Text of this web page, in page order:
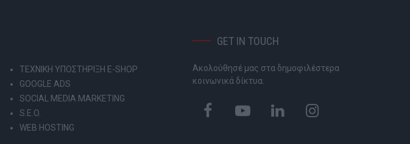
ΤΕΧΝΙΚΗ ΥΠΟΣΤΗΡΙΞΗ E-SHOP
GOOGLE ADS
SOCIAL MEDIA MARKETING
S.E.O.
WEB HOSTING
GET IN TOUCH
Ακολούθησέ μας στα δημοφιλέστερα
κοινωνικά δίκτυα.